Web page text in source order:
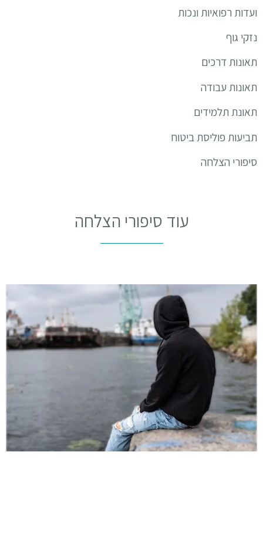
ועדות רפואיות ונכות
נזקי גוף
תאונות דרכים
תאונות עבודה
תאונת תלמידים
תביעות פוליסת ביטוח
סיפורי הצלחה
עוד סיפורי הצלחה